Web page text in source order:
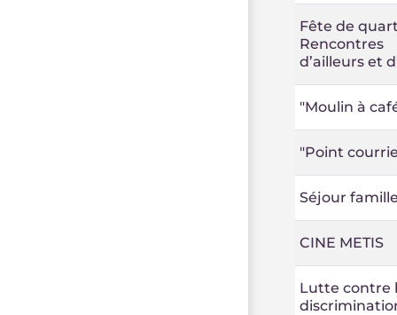
Fête de
Rencontres
d’ailleurs et
"Moulin à
"Point
Séjour
CINE METIS
Lutte contre